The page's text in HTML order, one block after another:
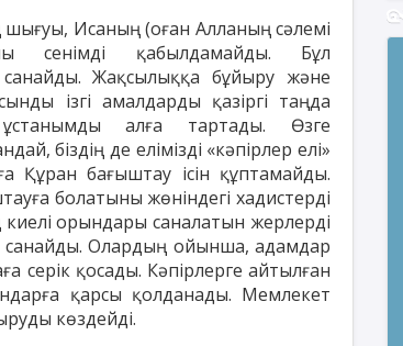
Исаның (оған Алланың сәлемі
сенімді қабылдамайды. Бұл
санайды. Жақсылыққа бұйыру және
ізгі амалдарды қазіргі таңда
алға тартады. Өзге
біздің де елімізді «кәпірлер елі»
Құран бағыштау ісін құптамайды.
болатыны жөніндегі хадистерді
киелі орындары саналатын жерлерді
санайды. Олардың ойынша, адамдар
серік қосады. Кәпірлерге айтылған
қарсы қолданады. Мемлекет
көздейді.